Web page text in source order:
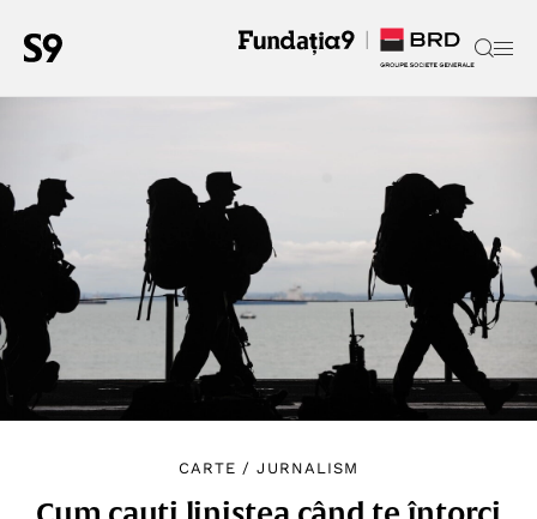
CARTE /JURNALISM